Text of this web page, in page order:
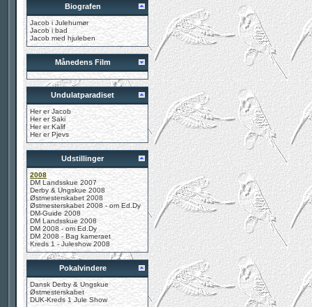
Biografen
Jacob i Julehumør
Jacob i bad
Jacob med hjuleben
Månedens Film
Undulatparadiset
Her er Jacob
Her er Saki
Her er Kalif
Her er Pjevs
Udstillinger
2008
DM Landsskue 2007
Derby & Ungskue 2008
Østmesterskabet 2008
Østmesterskabet 2008 - om Ed.Dy
DM-Guide 2008
DM Landsskue 2008
DM 2008 - om Ed.Dy
DM 2008 - Bag kameraet
Kreds 1 - Juleshow 2008
Pokalvindere
Dansk Derby & Ungskue
Østmesterskabet
DUK-Kreds 1 Jule Show